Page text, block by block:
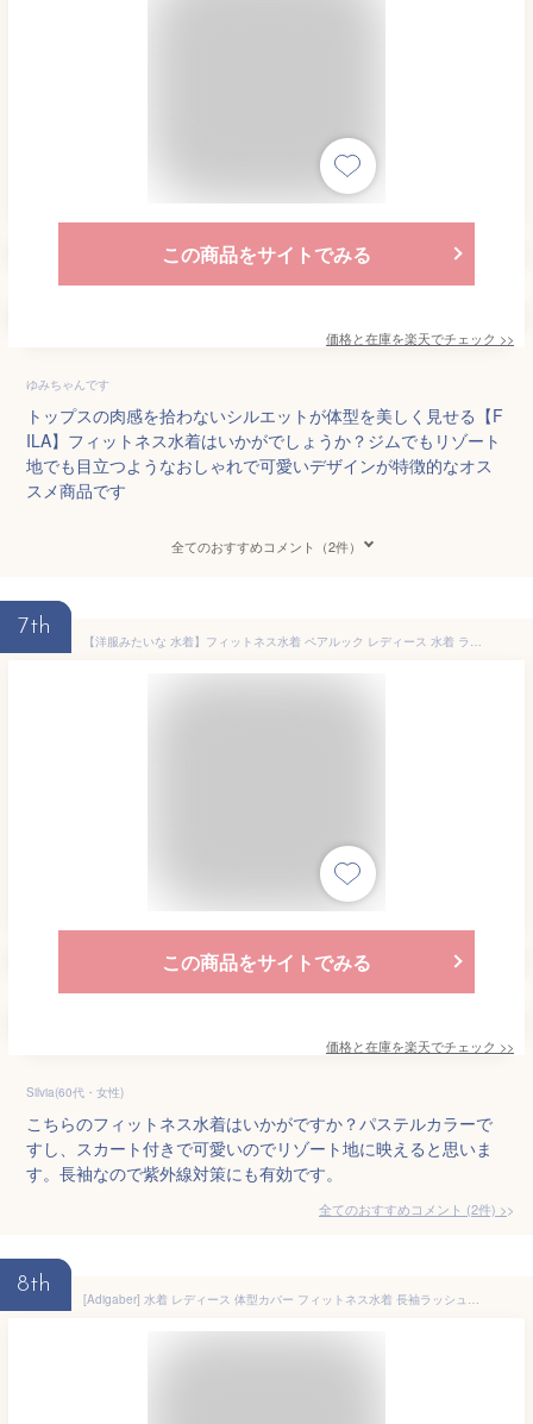
この商品をサイトでみる
価格と在庫を楽天でチェック >>
ゆみちゃんです
トップスの肉感を拾わないシルエットが体型を美しく見せる【F
ILA】フィットネス水着はいかがでしょうか？ジムでもリゾート
地でも目立つようなおしゃれで可愛いデザインが特徴的なオス
スメ商品です
全てのおすすめコメント（2件）
7th
【洋服みたいな 水着】フィットネス水着 ペアルック レディース 水着 ラッシュガード スポーツブラ レギンス セットアップ 上下セット 速乾性 サーフィン ダイビング 水陸両用 紫外線カット 日焼け対策 ワイヤレス ネイビー 水着 ワイヤーなし パット付 海 df161x1x1l9
この商品をサイトでみる
価格と在庫を楽天でチェック >>
Silvia(60代・女性)
こちらのフィットネス水着はいかがですか？パステルカラーで
すし、スカート付きで可愛いのでリゾート地に映えると思いま
す。長袖なので紫外線対策にも有効です。
全てのおすすめコメント (2件) >
8th
[Adigaber] 水着 レディース 体型カバー フィットネス水着 長袖ラッシュガード セパレート 5点セット レギンス サーフィンパンツ タンキニ UVカット 速乾 水陸両用 女性用